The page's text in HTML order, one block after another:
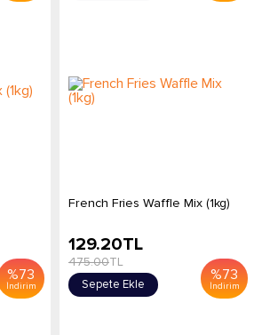
%73
İndirim
French Fries Waffle Mix (1kg)
%73
İndirim
129.20TL
475.00TL
Sepete Ekle